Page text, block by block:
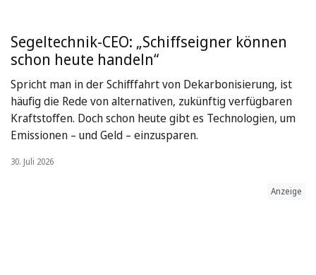
Segeltechnik-CEO: „Schiffseigner können
schon heute handeln“
Spricht man in der Schifffahrt von Dekarbonisierung, ist
häufig die Rede von alternativen, zukünftig verfügbaren
Kraftstoffen. Doch schon heute gibt es Technologien, um
Emissionen – und Geld – einzusparen.
30. Juli 2026
Anzeige